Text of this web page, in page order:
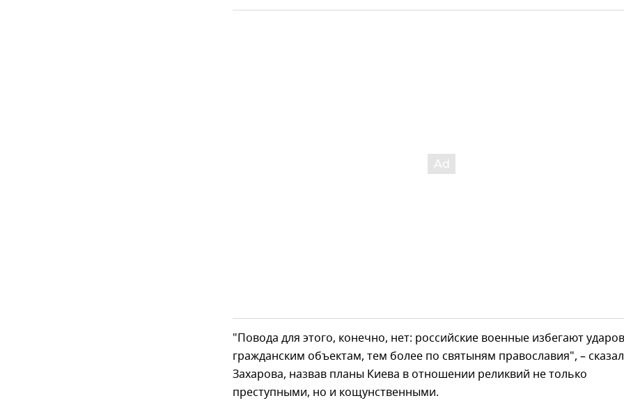
"Повода для этого, конечно, нет: российские военные избегают
гражданским объектам, тем более по святыням православия", –
Захарова, назвав планы Киева в отношении реликвий не только
преступными, но и кощунственными.